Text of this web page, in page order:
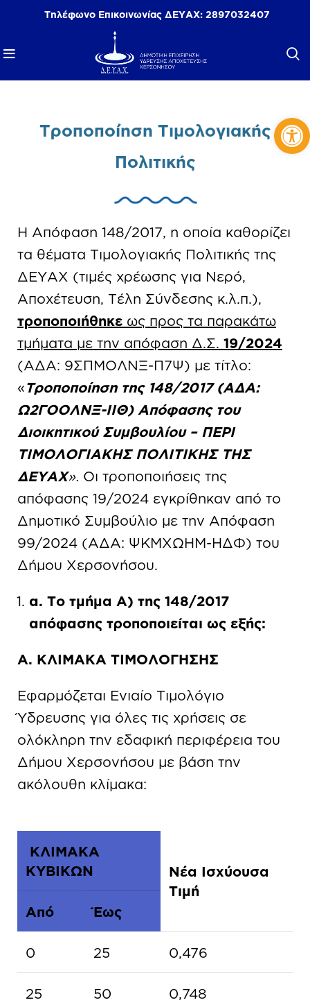
Τηλέφωνο Επικοινωνίας ΔΕΥΑΧ: 2897032407
Τροποποίηση Τιμολογιακής
Πολιτικής
Η Απόφαση 148/2017, η οποία καθορίζει
τα θέματα Τιμολογιακής Πολιτικής της
ΔΕΥΑΧ (τιμές χρέωσης για Νερό,
Αποχέτευση, Τέλη Σύνδεσης κ.λ.π.),
τροποποιήθηκε ως προς τα παρακάτω
τμήματα με την απόφαση Δ.Σ. 19/2024
(ΑΔΑ: 9ΣΠΜΟΛΝΞ-Π7Ψ) με τίτλο:
«Τροποποίηση της 148/2017 (ΑΔΑ:
Ω2ΓΟΟΛΝΞ-ΙΙΘ) Απόφασης του
Διοικητικού Συμβουλίου – ΠΕΡΙ
ΤΙΜΟΛΟΓΙΑΚΗΣ ΠΟΛΙΤΙΚΗΣ ΤΗΣ
ΔΕΥΑΧ». Οι τροποποιήσεις της
απόφασης 19/2024 εγκρίθηκαν από το
Δημοτικό Συμβούλιο με την Απόφαση
99/2024 (ΑΔΑ: ΨΚΜΧΩΗΜ-ΗΔΦ) του
Δήμου Χερσονήσου.
α. Το τμήμα Α) της 148/2017
απόφασης τροποποιείται ως εξής:
Α. ΚΛΙΜΑΚΑ ΤΙΜΟΛΟΓΗΣΗΣ
Εφαρμόζεται Ενιαίο Τιμολόγιο
Ύδρευσης για όλες τις χρήσεις σε
ολόκληρη την εδαφική περιφέρεια του
Δήμου Χερσονήσου µε βάση την
ακόλουθη κλίμακα:
ΚΛΙΜΑΚΑ
ΚΥΒΙΚΩΝ
Νέα Ισχύουσα
Τιμή
Από
Έως
0 25 0,476
25 50 0,748